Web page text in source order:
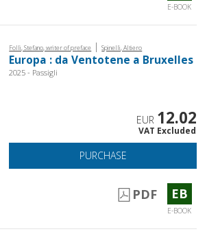
E-BOOK
Folli, Stefano, writer of preface | Spinelli, Altiero
Europa : da Ventotene a Bruxelles
2025 - Passigli
EUR 12.02
VAT Excluded
PURCHASE
PDF EB
E-BOOK